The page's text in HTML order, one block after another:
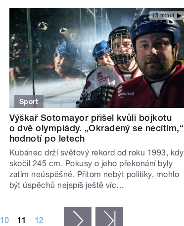
15 minut
Sport
Výškař Sotomayor přišel kvůli bojkotu
o dvě olympiády. „Okradený se necítím,“
hodnotí po letech
Kubánec drží světový rekord od roku 1993, kdy
skočil 245 cm. Pokusy o jeho překonání byly
zatím neúspěšné. Přitom nebýt politiky, mohlo
být úspěchů nejspíš ještě víc…
10 11 12 následující ›